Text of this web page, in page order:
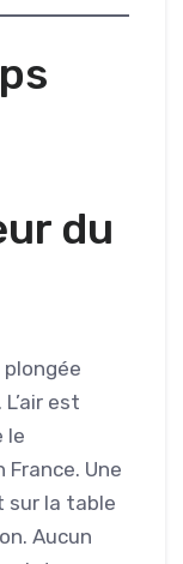
du
est
le
Une
sur la table
Aucun